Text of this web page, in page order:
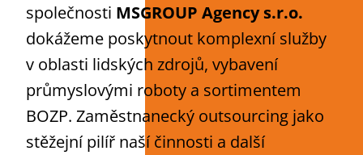
společnosti MSGROUP Agency s.r.o.
dokážeme poskytnout komplexní služby
v oblasti lidských zdrojů, vybavení
průmyslovými roboty a sortimentem
BOZP. Zaměstnanecký outsourcing jako
stěžejní pilíř naší činnosti a další